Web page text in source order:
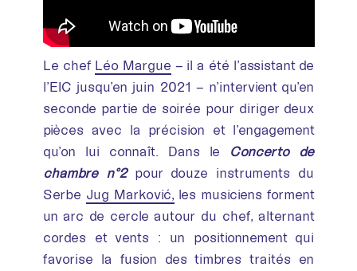
Le chef Léo Margue – il a été l’assistant de
l’EIC jusqu’en juin 2021 – n’intervient qu’en
seconde partie de soirée pour diriger deux
pièces avec la précision et l’engagement
qu’on lui connaît. Dans le Concerto de
chambre n°2 pour douze instruments du
Serbe Jug Marković, les musiciens forment
un arc de cercle autour du chef, alternant
cordes et vents : un positionnement qui
favorise la fusion des timbres traités en